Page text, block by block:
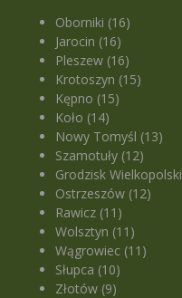
Oborniki (16)
Jarocin (16)
Pleszew (16)
Krotoszyn (15)
Kępno (15)
Koło (14)
Nowy Tomyśl (13)
Szamotuły (12)
Grodzisk
Ostrzeszów (12)
Rawicz (11)
Wolsztyn (11)
Wągrowiec (11)
Słupca (10)
Złotów (9)